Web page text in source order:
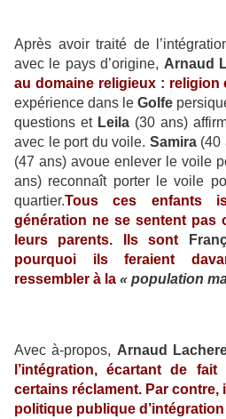
Après avoir traité de
avec le pays d’origine, Arnaud
au domaine religieux : religion
expérience dans le Golfe
questions et Leila (30 ans)
avec le port du voile. Samira(40
(47 ans) avoue enlever le voile
ans) reconnaît porter le voile
quartier.Tous ces enfants
génération ne se sentent pas
leurs parents. Ils sont
pourquoi ils feraient
ressembler à la « population
Avec à-propos, Arnaud
l’intégration, écartant de
certains réclament. Par
politique publique